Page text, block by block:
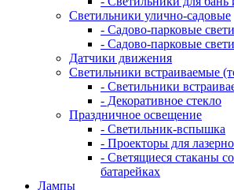
Светильники улично-садовые
- Садово-парковые
- Садово-парковые
Датчики движения
Светильники встраиваемые
- Светильники
- Декоративное стекло
Праздничное освещение
- Светильник-вспышка
- Проекторы для
- Светящиеся стаканы
батарейках
Лампы